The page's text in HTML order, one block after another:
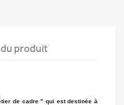
produit
de cadre " qui est destinée à